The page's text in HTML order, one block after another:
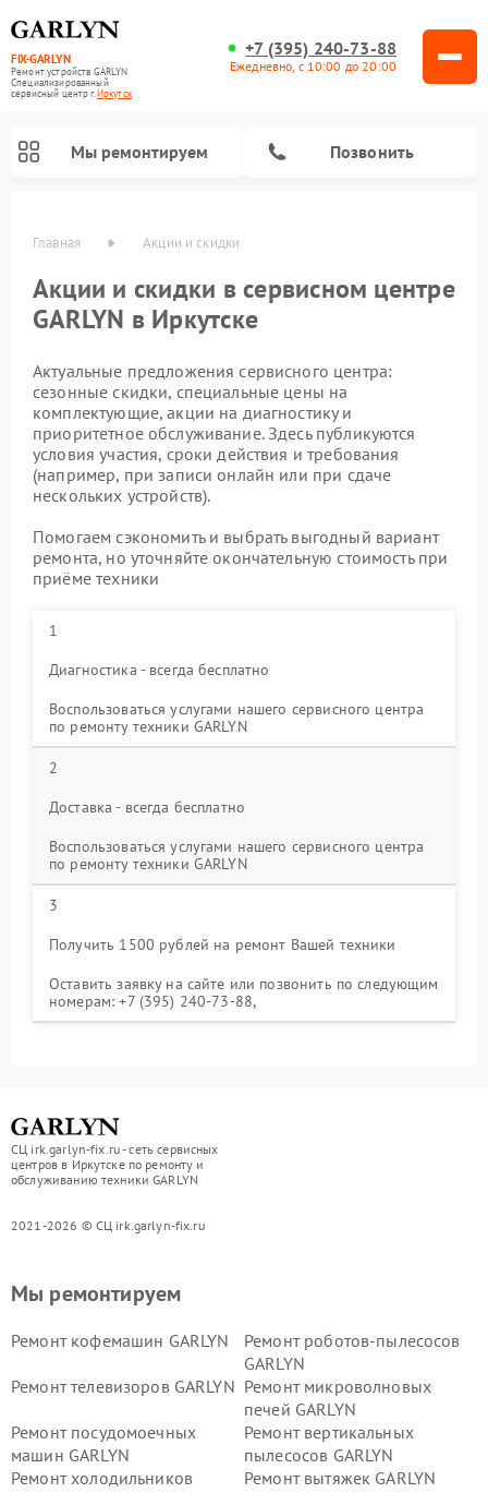
FIX-GARLYN
Ремонт устройств GARLYN
Специализированный
cервисный центр г.Иркутск
+7 (395) 240-73-88
Ежедневно, с 10:00 до 20:00
Мы ремонтируем Позвонить
Главная Акции и скидки
Акции и скидки в сервисном центре
GARLYN в Иркутске
Актуальные предложения сервисного центра:
сезонные скидки, специальные цены на
комплектующие, акции на диагностику и
приоритетное обслуживание. Здесь публикуются
условия участия, сроки действия и требования
(например, при записи онлайн или при сдаче
нескольких устройств).
Помогаем сэкономить и выбрать выгодный вариант
ремонта, но уточняйте окончательную стоимость при
приёме техники
1
Диагностика - всегда бесплатно
Воспользоваться услугами нашего сервисного центра
по ремонту техники GARLYN
2
Доставка - всегда бесплатно
Воспользоваться услугами нашего сервисного центра
по ремонту техники GARLYN
3
Получить 1500 рублей на ремонт Вашей техники
Оставить заявку на сайте или позвонить по следующим
номерам: +7 (395) 240-73-88,
СЦ irk.garlyn-fix.ru - сеть сервисных
центров в Иркутске по ремонту и
обслуживанию техники GARLYN
2021-2026 © СЦ irk.garlyn-fix.ru
Мы ремонтируем
Ремонт кофемашин GARLYN
Ремонт роботов-пылесосов
GARLYN
Ремонт телевизоров GARLYN Ремонт микроволновых
печей GARLYN
Ремонт посудомоечных
машин GARLYN
Ремонт вертикальных
пылесосов GARLYN
Ремонт холодильников
Ремонт вытяжек GARLYN